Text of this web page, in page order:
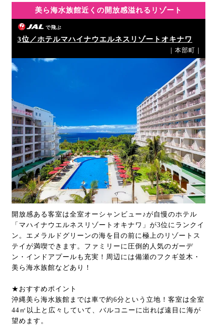
美ら海水族館近くの開放感溢れるリゾート
で飛ぶ
3位／ホテルマハイナウエルネスリゾートオキナワ
｜本部町｜
開放感ある客室は全室オーシャンビュー♪が自慢のホテル
「マハイナウエルネスリゾートオキナワ」が3位にランクイ
ン。エメラルドグリーンの海を目の前に極上のリゾートス
テイが満喫できます。ファミリーに圧倒的人気のガーデ
ン・インドアプールも充実！周辺には備瀬のフクギ並木・
美ら海水族館などあり！
★おすすめポイント
沖縄美ら海水族館までは車で約6分という立地！客室は全室
44㎡以上と広々していて、バルコニーに出れば遠目に海が
望めます。